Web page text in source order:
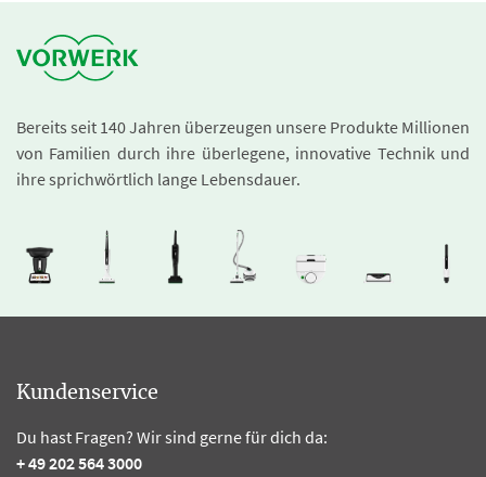
Bereits seit 140 Jahren überzeugen unsere Produkte Millionen
von Familien durch ihre überlegene, innovative Technik und
ihre sprichwörtlich lange Lebensdauer.
Kundenservice
Du hast Fragen? Wir sind gerne für dich da:
+ 49 202 564 3000